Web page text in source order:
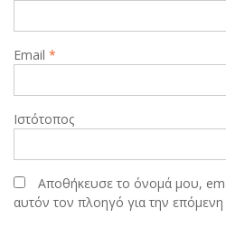
Email *
Ιστότοπος
Αποθήκευσε το όνομά μου,
αυτόν τον πλοηγό για την